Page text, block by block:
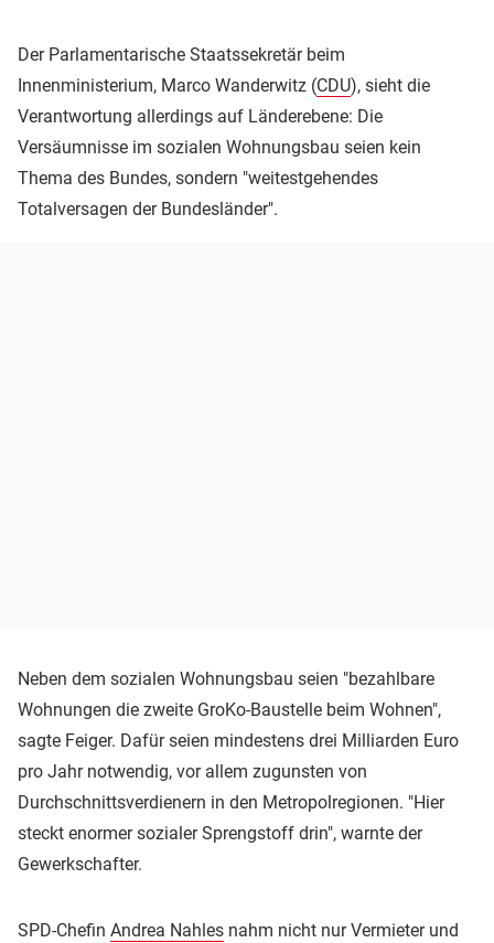
Der Parlamentarische Staatssekretär beim
Innenministerium, Marco Wanderwitz (CDU), sieht die
Verantwortung allerdings auf Länderebene: Die
Versäumnisse im sozialen Wohnungsbau seien kein
Thema des Bundes, sondern "weitestgehendes
Totalversagen der Bundesländer".
Neben dem sozialen Wohnungsbau seien "bezahlbare
Wohnungen die zweite GroKo-Baustelle beim Wohnen",
sagte Feiger. Dafür seien mindestens drei Milliarden Euro
pro Jahr notwendig, vor allem zugunsten von
Durchschnittsverdienern in den Metropolregionen. "Hier
steckt enormer sozialer Sprengstoff drin", warnte der
Gewerkschafter.
SPD-Chefin Andrea Nahles nahm nicht nur Vermieter und